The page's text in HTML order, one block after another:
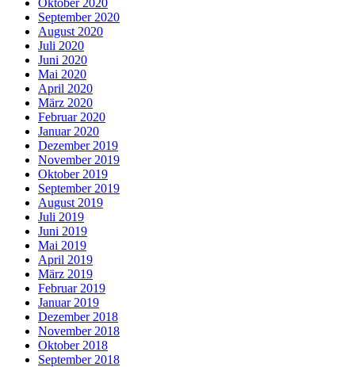
Oktober 2020
September 2020
August 2020
Juli 2020
Juni 2020
Mai 2020
April 2020
März 2020
Februar 2020
Januar 2020
Dezember 2019
November 2019
Oktober 2019
September 2019
August 2019
Juli 2019
Juni 2019
Mai 2019
April 2019
März 2019
Februar 2019
Januar 2019
Dezember 2018
November 2018
Oktober 2018
September 2018